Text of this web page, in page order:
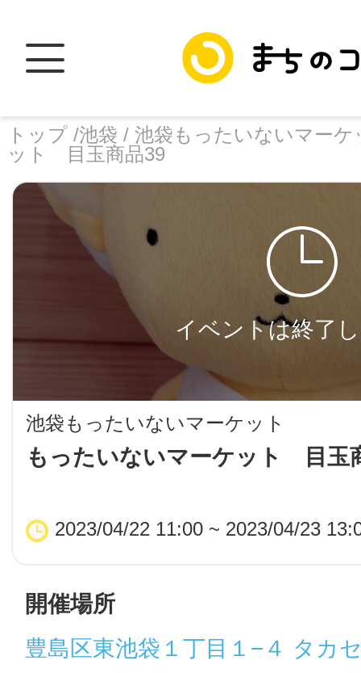
トップ /池袋 / 池袋もったいないマー
ット 目玉商品39
イベントは終了
池袋もったいないマーケット
もったいないマーケット 目玉
2023/04/22 11:00 ~ 2023/04/23
X
LINE
開催場所
豊島区東池袋１丁目１−４ タカ
加盟スポットに
地域に導入を